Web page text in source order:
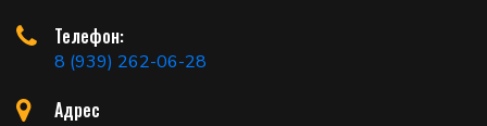
Телефон:
8 (939) 262-06-28
Адрес